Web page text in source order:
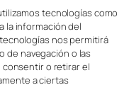
tecnologías como
la información del
nos permitirá
de navegación o las
o retirar el
a ciertas
de
convierte